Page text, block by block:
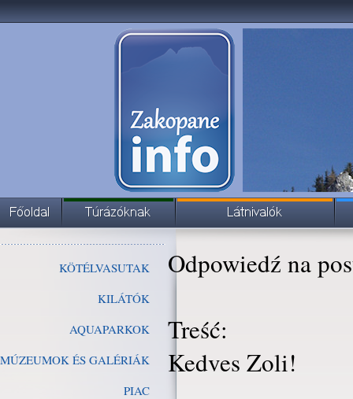
KÖTÉLVASUTAK
KILÁTÓK
AQUAPARKOK
MÚZEUMOK ÉS GALÉRIÁK
PIAC
Odpowiedź na
Treść:
Kedves Zoli!